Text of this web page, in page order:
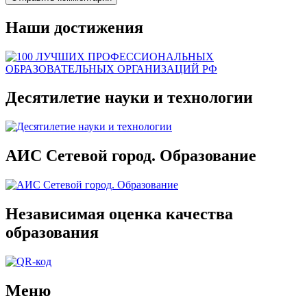
Наши достижения
Десятилетие науки и технологии
АИС Сетевой город. Образование
Независимая оценка качества
образования
Меню